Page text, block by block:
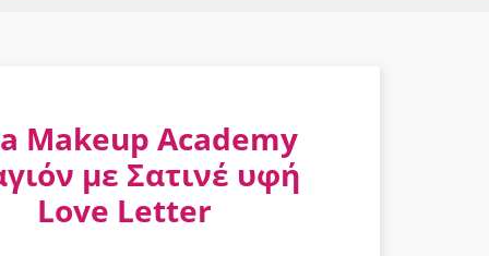
Makeup Academy
με Σατινέ υφή
Love Letter